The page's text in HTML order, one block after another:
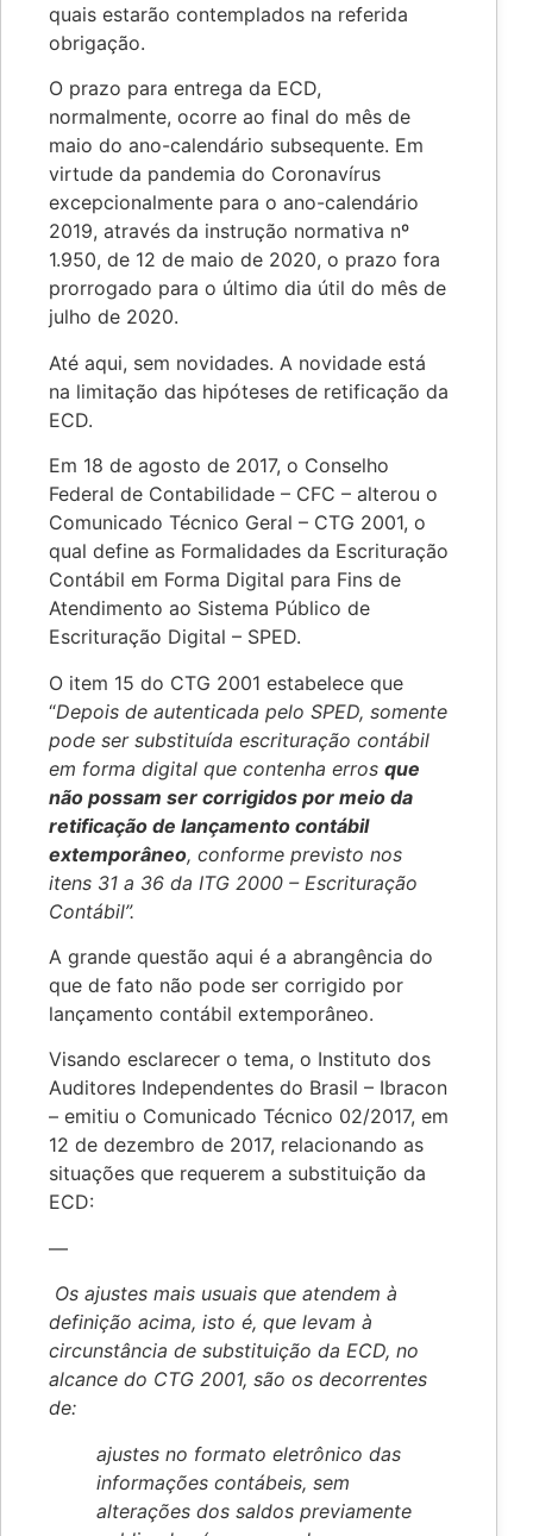
quais estarão contemplados na referida
obrigação.
O prazo para entrega da ECD,
normalmente, ocorre ao final do mês de
maio do ano-calendário subsequente. Em
virtude da pandemia do Coronavírus
excepcionalmente para o ano-calendário
2019, através da instrução normativa nº
1.950, de 12 de maio de 2020, o prazo fora
prorrogado para o último dia útil do mês de
julho de 2020.
Até aqui, sem novidades. A novidade está
na limitação das hipóteses de retificação da
ECD.
Em 18 de agosto de 2017, o Conselho
Federal de Contabilidade – CFC – alterou o
Comunicado Técnico Geral – CTG 2001, o
qual define as Formalidades da Escrituração
Contábil em Forma Digital para Fins de
Atendimento ao Sistema Público de
Escrituração Digital – SPED.
O item 15 do CTG 2001 estabelece que
“Depois de autenticada pelo SPED, somente
pode ser substituída escrituração contábil
em forma digital que contenha erros que
não possam ser corrigidos por meio da
retificação de lançamento contábil
extemporâneo, conforme previsto nos
itens 31 a 36 da ITG 2000 – Escrituração
Contábil”.
A grande questão aqui é a abrangência do
que de fato não pode ser corrigido por
lançamento contábil extemporâneo.
Visando esclarecer o tema, o Instituto dos
Auditores Independentes do Brasil – Ibracon
– emitiu o Comunicado Técnico 02/2017, em
12 de dezembro de 2017, relacionando as
situações que requerem a substituição da
ECD:
—
Os ajustes mais usuais que atendem à
definição acima, isto é, que levam à
circunstância de substituição da ECD, no
alcance do CTG 2001, são os decorrentes
de:
ajustes no formato eletrônico das
informações contábeis, sem
alterações dos saldos previamente